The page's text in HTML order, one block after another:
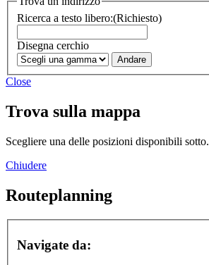
Ricerca a testo libero:(Richiesto)
Disegna cerchio
Close
Trova sulla mappa
Scegliere una delle posizioni disponibili sotto.
Chiudere
Routeplanning
Navigate da: